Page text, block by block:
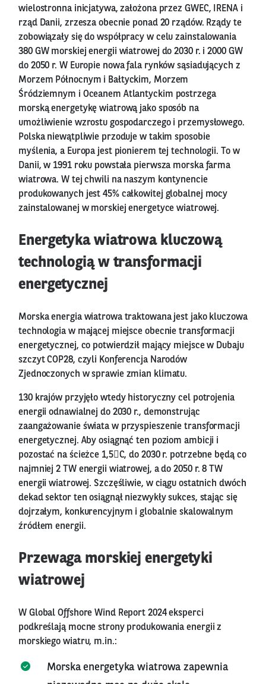
wielostronna inicjatywa, założona przez GWEC, IRENA i
rząd Danii, zrzesza obecnie ponad 20 rządów. Rządy te
zobowiązały się do współpracy w celu zainstalowania
380 GW morskiej energii wiatrowej do 2030 r. i 2000 GW
do 2050 r. W Europie nowa fala rynków sąsiadujących z
Morzem Północnym i Bałtyckim, Morzem
Śródziemnym i Oceanem Atlantyckim postrzega
morską energetykę wiatrową jako sposób na
umożliwienie wzrostu gospodarczego i przemysłowego.
Polska niewątpliwie przoduje w takim sposobie
myślenia, a Europa jest pionierem tej technologii. To w
Danii, w 1991 roku powstała pierwsza morska farma
wiatrowa. W tej chwili na naszym kontynencie
produkowanych jest 45% całkowitej globalnej mocy
zainstalowanej w morskiej energetyce wiatrowej.
Energetyka wiatrowa kluczową
technologią w transformacji
energetycznej
Morska energia wiatrowa traktowana jest jako kluczowa
technologia w mającej miejsce obecnie transformacji
energetycznej, co potwierdził mający miejsce w Dubaju
szczyt COP28, czyli Konferencja Narodów
Zjednoczonych w sprawie zmian klimatu.
130 krajów przyjęło wtedy historyczny cel potrojenia
energii odnawialnej do 2030 r., demonstrując
zaangażowanie świata w przyspieszenie transformacji
energetycznej. Aby osiągnąć ten poziom ambicji i
pozostać na ścieżce 1,5C, do 2030 r. potrzebne będą co
najmniej 2 TW energii wiatrowej, a do 2050 r. 8 TW
energii wiatrowej. Szczęśliwie, w ciągu ostatnich dwóch
dekad sektor ten osiągnął niezwykły sukces, stając się
dojrzałym, konkurencyjnym i globalnie skalowalnym
źródłem energii.
Przewaga morskiej energetyki
wiatrowej
W Global Offshore Wind Report 2024 eksperci
podkreślają mocne strony produkowania energii z
morskiego wiatru, m.in.:
Morska energetyka wiatrowa zapewnia